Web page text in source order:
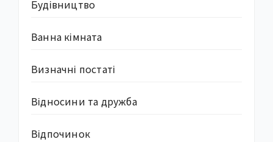
Будівництво
Ванна кімната
Визначні постаті
Відносини та дружба
Відпочинок